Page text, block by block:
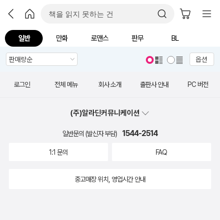
일반 만화 로맨스 판무 BL
옵션
로그인 전체 메뉴 회사 소개 출판사 안내 PC 버전
(주)알라딘커뮤니케이션
일반문의 (발신자 부담) 1544-2514
1:1 문의 FAQ
중고매장 위치, 영업시간 안내